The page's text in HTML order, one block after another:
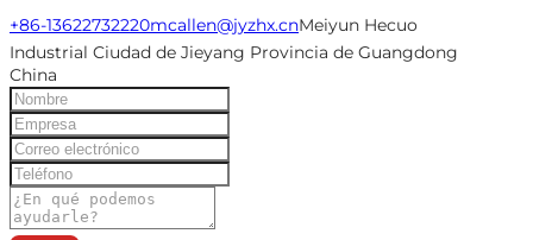
+86-13622732220mcallen@jyzhx.cnMeiyun Hecuo
Industrial Ciudad de Jieyang Provincia de Guangdong
China